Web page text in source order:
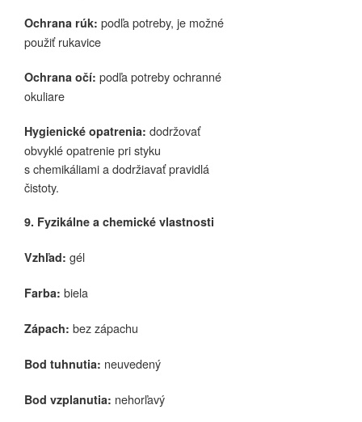
Ochrana rúk: podľa potreby, je možné
použiť rukavice
Ochrana očí: podľa potreby ochranné
okuliare
Hygienické opatrenia: dodržovať
obvyklé opatrenie pri styku
s chemikáliami a dodržiavať pravidlá
čistoty.
9. Fyzikálne a chemické vlastnosti
Vzhľad: gél
Farba: biela
Zápach: bez zápachu
Bod tuhnutia: neuvedený
Bod vzplanutia: nehorľavý